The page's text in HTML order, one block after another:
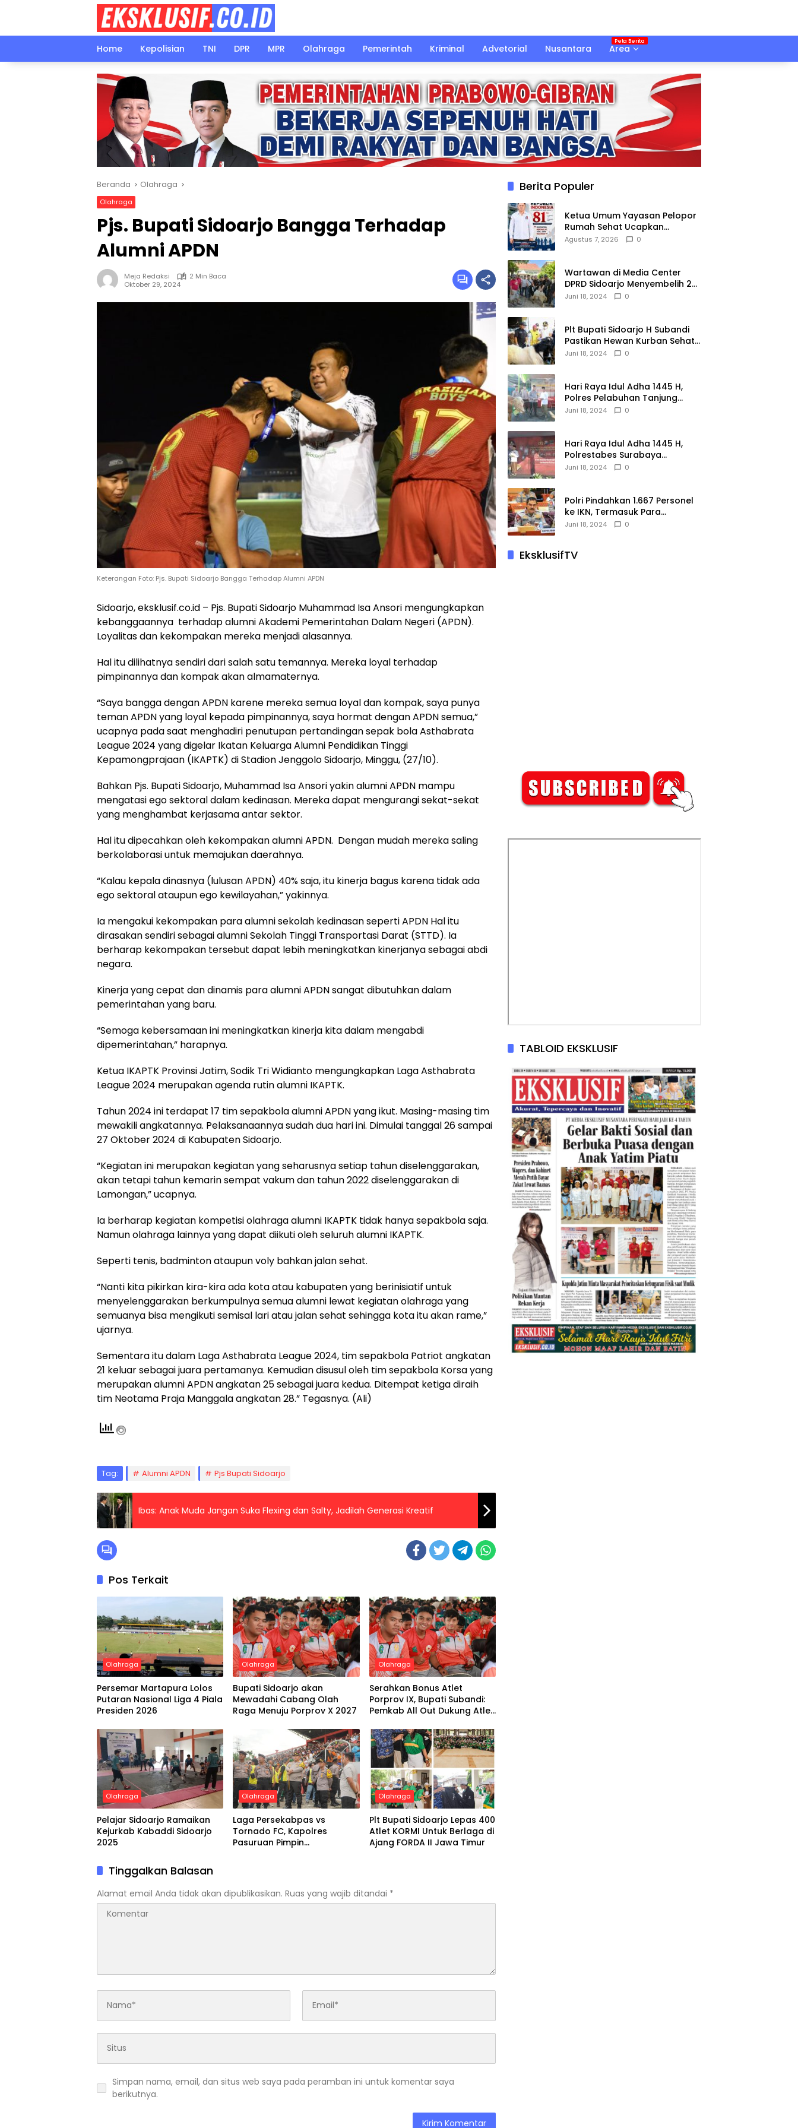
Home
Kepolisian TNI DPR MPR Olahraga Pemerintah Kriminal Advetorial Nusantara Area
Beranda Olahraga
Olahraga
Pjs. Bupati Sidoarjo Bangga Terhadap
Alumni APDN
Meja Redaksi
2 Min Baca
Oktober 29, 2024
Keterangan Foto: Pjs. Bupati Sidoarjo Bangga Terhadap Alumni APDN
Sidoarjo, eksklusif.co.id – Pjs. Bupati Sidoarjo Muhammad Isa Ansori mengungkapkan
kebanggaannya terhadap alumni Akademi Pemerintahan Dalam Negeri (APDN).
Loyalitas dan kekompakan mereka menjadi alasannya.
Hal itu dilihatnya sendiri dari salah satu temannya. Mereka loyal terhadap
pimpinannya dan kompak akan almamaternya.
“Saya bangga dengan APDN karene mereka semua loyal dan kompak, saya punya
teman APDN yang loyal kepada pimpinannya, saya hormat dengan APDN semua,”
ucapnya pada saat menghadiri penutupan pertandingan sepak bola Asthabrata
League 2024 yang digelar Ikatan Keluarga Alumni Pendidikan Tinggi
Kepamongprajaan (IKAPTK) di Stadion Jenggolo Sidoarjo, Minggu, (27/10).
Bahkan Pjs. Bupati Sidoarjo, Muhammad Isa Ansori yakin alumni APDN mampu
mengatasi ego sektoral dalam kedinasan. Mereka dapat mengurangi sekat-sekat
yang menghambat kerjasama antar sektor.
Hal itu dipecahkan oleh kekompakan alumni APDN. Dengan mudah mereka saling
berkolaborasi untuk memajukan daerahnya.
“Kalau kepala dinasnya (lulusan APDN) 40% saja, itu kinerja bagus karena tidak ada
ego sektoral ataupun ego kewilayahan,” yakinnya.
Ia mengakui kekompakan para alumni sekolah kedinasan seperti APDN Hal itu
dirasakan sendiri sebagai alumni Sekolah Tinggi Transportasi Darat (STTD). Ia
berharap kekompakan tersebut dapat lebih meningkatkan kinerjanya sebagai abdi
negara.
Kinerja yang cepat dan dinamis para alumni APDN sangat dibutuhkan dalam
pemerintahan yang baru.
“Semoga kebersamaan ini meningkatkan kinerja kita dalam mengabdi
dipemerintahan,” harapnya.
Ketua IKAPTK Provinsi Jatim, Sodik Tri Widianto mengungkapkan Laga Asthabrata
League 2024 merupakan agenda rutin alumni IKAPTK.
Tahun 2024 ini terdapat 17 tim sepakbola alumni APDN yang ikut. Masing-masing tim
mewakili angkatannya. Pelaksanaannya sudah dua hari ini. Dimulai tanggal 26 sampai
27 Oktober 2024 di Kabupaten Sidoarjo.
“Kegiatan ini merupakan kegiatan yang seharusnya setiap tahun diselenggarakan,
akan tetapi tahun kemarin sempat vakum dan tahun 2022 diselenggarakan di
Lamongan,” ucapnya.
Ia berharap kegiatan kompetisi olahraga alumni IKAPTK tidak hanya sepakbola saja.
Namun olahraga lainnya yang dapat diikuti oleh seluruh alumni IKAPTK.
Seperti tenis, badminton ataupun voly bahkan jalan sehat.
“Nanti kita pikirkan kira-kira ada kota atau kabupaten yang berinisiatif untuk
menyelenggarakan berkumpulnya semua alumni lewat kegiatan olahraga yang
semuanya bisa mengikuti semisal lari atau jalan sehat sehingga kota itu akan rame,”
ujarnya.
Sementara itu dalam Laga Asthabrata League 2024, tim sepakbola Patriot angkatan
21 keluar sebagai juara pertamanya. Kemudian disusul oleh tim sepakbola Korsa yang
merupakan alumni APDN angkatan 25 sebagai juara kedua. Ditempat ketiga diraih
tim Neotama Praja Manggala angkatan 28.” Tegasnya. (Ali)
Tag: Alumni APDN Pjs Bupati Sidoarjo
Ibas: Anak Muda Jangan Suka Flexing dan Salty, Jadilah Generasi Kreatif
Pos Terkait
Olahraga
Persemar Martapura Lolos
Putaran Nasional Liga 4 Piala
Presiden 2026
Olahraga
Bupati Sidoarjo akan
Mewadahi Cabang Olah
Raga Menuju Porprov X 2027
Olahraga
Serahkan Bonus Atlet
Porprov IX, Bupati Subandi:
Pemkab All Out Dukung Atlet
Olahraga
Pelajar Sidoarjo Ramaikan
Kejurkab Kabaddi Sidoarjo
2025
Olahraga
Laga Persekabpas vs
Tornado FC, Kapolres
Pasuruan Pimpin
Olahraga
Plt Bupati Sidoarjo Lepas 400
Atlet KORMI Untuk Berlaga di
Ajang FORDA II Jawa Timur
Tinggalkan Balasan
Alamat email Anda tidak akan dipublikasikan. Ruas yang wajib ditandai *
Simpan nama, email, dan situs web saya pada peramban ini untuk komentar saya
berikutnya.
Berita Populer
Ketua Umum Yayasan Pelopor
Rumah Sehat Ucapkan
Dirgahayu RI ke-81
Agustus 7, 2026 0
Wartawan di Media Center
DPRD Sidoarjo Menyembelih 2
Ekor Kambing
Juni 18, 2024 0
Plt Bupati Sidoarjo H Subandi
Pastikan Hewan Kurban Sehat
dan Aman
Juni 18, 2024 0
Hari Raya Idul Adha 1445 H,
Polres Pelabuhan Tanjung
Perak Salurkan 49 Hewan
Juni 18, 2024 0
Hari Raya Idul Adha 1445 H,
Polrestabes Surabaya
Menerima dan Menyalurkan
Juni 18, 2024 0
Polri Pindahkan 1.667 Personel
ke IKN, Termasuk Para
Jenderal.
Juni 18, 2024 0
EksklusifTV
TABLOID EKSKLUSIF